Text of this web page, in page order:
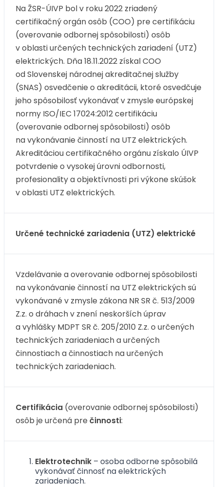
Na ŽSR-ÚIVP bol v roku 2022 zriadený
certifikačný orgán osôb (COO) pre certifikáciu
(overovanie odbornej spôsobilosti) osôb
v oblasti určených technických zariadení (UTZ)
elektrických. Dňa 18.11.2022 získal COO
od Slovenskej národnej akreditačnej služby
(SNAS) osvedčenie o akreditácii, ktoré osvedčuje
jeho spôsobilosť vykonávať v zmysle európskej
normy ISO/IEC 17024:2012 certifikáciu
(overovanie odbornej spôsobilosti) osôb
na vykonávanie činností na UTZ elektrických.
Akreditáciou certifikačného orgánu získalo ÚIVP
potvrdenie o vysokej úrovni odbornosti,
profesionality a objektívnosti pri výkone skúšok
v oblasti UTZ elektrických.
Určené technické zariadenia (UTZ) elektrické
Vzdelávanie a overovanie odbornej spôsobilosti
na vykonávanie činností na UTZ elektrických sú
vykonávané v zmysle zákona NR SR č. 513/2009
Z.z. o dráhach v znení neskorších úprav
a vyhlášky MDPT SR č. 205/2010 Z.z. o určených
technických zariadeniach a určených
činnostiach a činnostiach na určených
technických zariadeniach.
Certifikácia (overovanie odbornej spôsobilosti)
osôb je určená pre činnosti:
Elektrotechnik – osoba odborne spôsobilá
vykonávať činnosť na elektrických
zariadeniach.